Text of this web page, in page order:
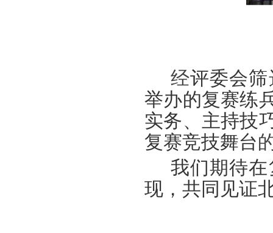
经评委会
举办的复赛练
实务、 主持技
复赛竞技舞台
我们期待
现，共同见证